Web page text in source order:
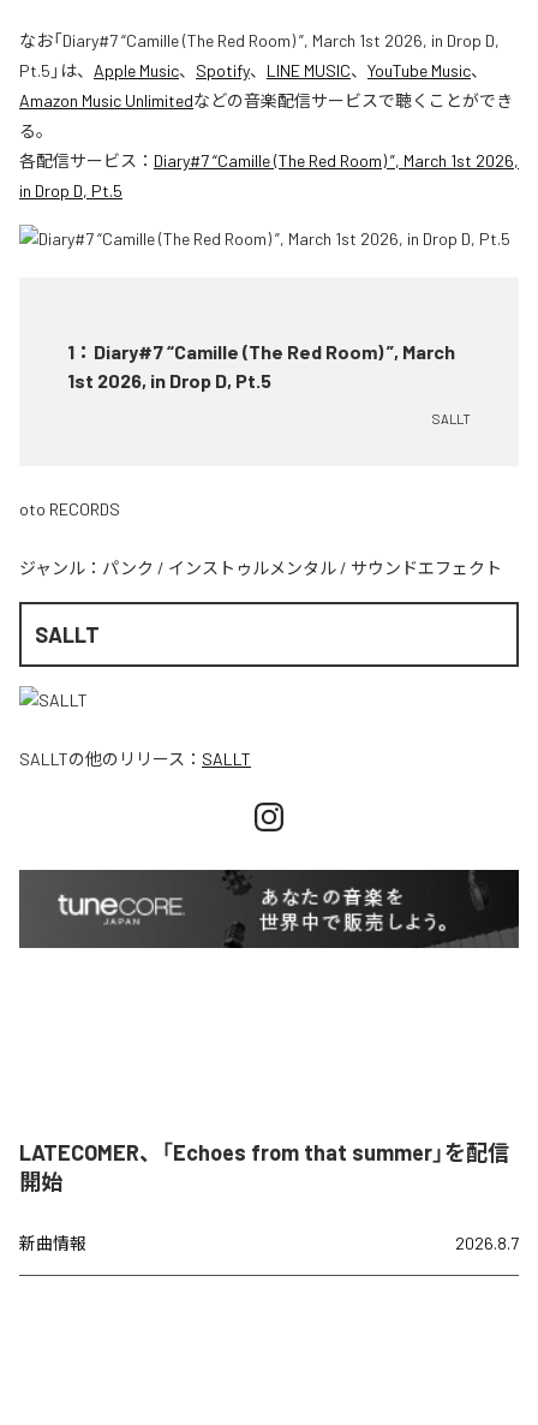
なお「Diary#7 “Camille (The Red Room) ”, March 1st 2026, in Drop D,
Pt.5 」は、 Apple Music、 Spotify、 LINE MUSIC、 YouTube Music、
Amazon Music Unlimitedなどの音楽配信サービスで聴くことができ
る。
各配信サービス： Diary#7 “Camille (The Red Room) ”, March 1st 2026,
in Drop D, Pt.5
1 ： Diary#7 “Camille (The Red Room) ”, March
1st 2026, in Drop D, Pt.5
SALLT
oto RECORDS
ジャンル： パンク / インストゥルメンタル / サウンドエフェクト
SALLT
SALLTの他のリリース： SALLT
LATECOMER、「Echoes from that summer」を配信
開始
新曲情報 2026.8.7